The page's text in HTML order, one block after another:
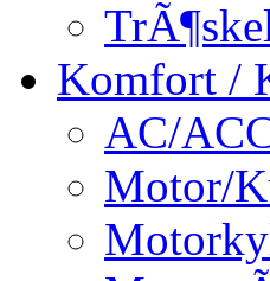
TrÃ¶skel
Komfort /
AC/
Motor/